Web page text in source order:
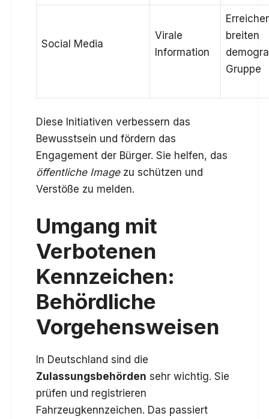
Social Media
Virale
Information
breiten
Gruppe
Diese Initiativen verbessern das
Bewusstsein und fördern das
Engagement der Bürger. Sie helfen, das
öffentliche Imagezu schützen und
Verstöße zu melden.
Umgang mit
Verbotenen
Kennzeichen:
Behördliche
Vorgehensweisen
In Deutschland sind die
Zulassungsbehörden sehr wichtig. Sie
prüfen und registrieren
Fahrzeugkennzeichen. Das passiert